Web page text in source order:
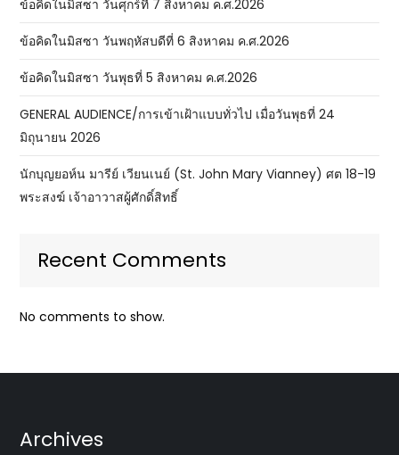
ข้อคิดในมิสซา วันศุกร์ที่ 7 สิงหาคม ค.ศ.2026
ข้อคิดในมิสซา วันพฤหัสบดีที่ 6 สิงหาคม ค.ศ.2026
ข้อคิดในมิสซา วันพุธที่ 5 สิงหาคม ค.ศ.2026
GENERAL AUDIENCE/การเข้าเฝ้าแบบทั่วไป เมื่อวันพุธที่ 24
มิถุนายน 2026
นักบุญยอห์น มารีย์ เวียนเนย์ (St. John Mary Vianney) ศต 18-19
พระสงฆ์ เจ้าอาวาสผู้ศักดิ์สิทธิ์
Recent Comments
No comments to show.
Archives